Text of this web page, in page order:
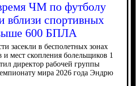
ЧМ по футболу
вблизи спортивных
600 БПЛА
засекли в бесполетных зонах
и мест скопления болельщиков 1
директор рабочей группы
мира 2026 года Эндрю